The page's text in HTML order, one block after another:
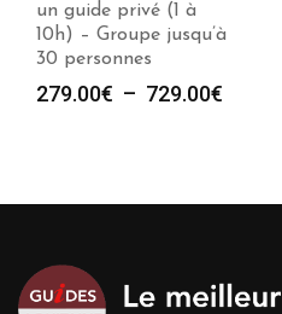
un guide privé (2h) –
Groupe de 1 à 30
personnes
299.00€